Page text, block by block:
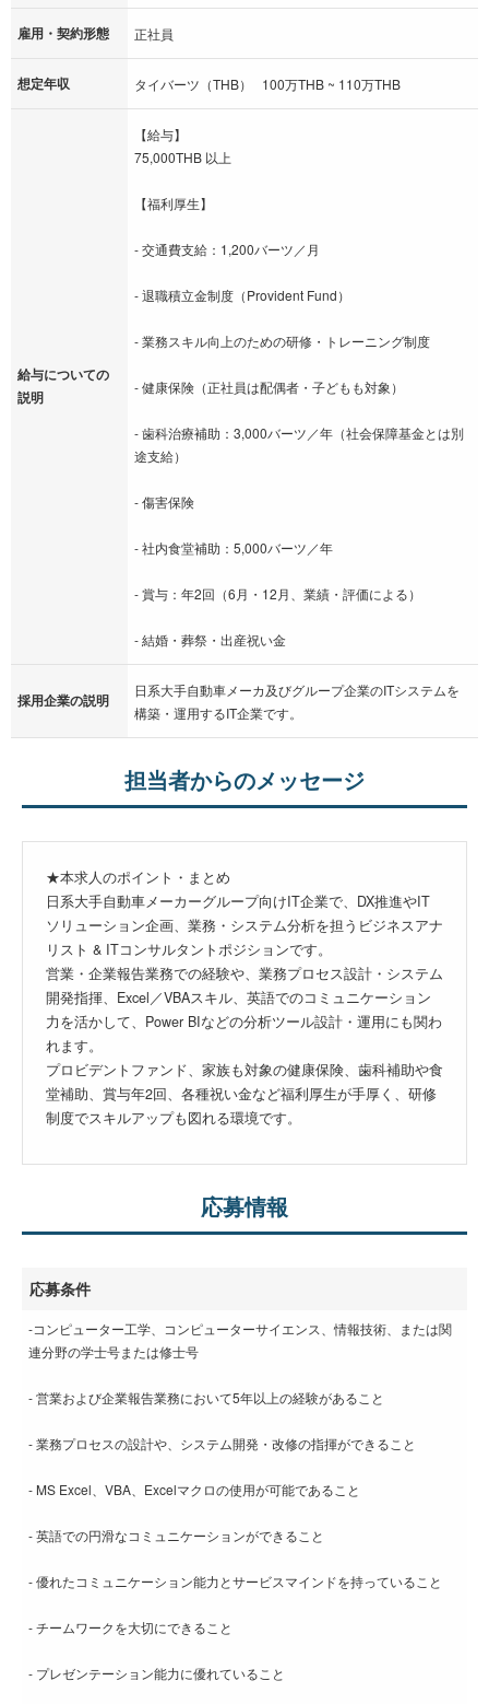
雇用・契約形態 正社員
想定年収 タイバーツ（THB） 100万THB ~ 110万THB
給与についての
説明
【給与】
75,000THB 以上
【福利厚生】
- 交通費支給：1,200バーツ／月
- 退職積立金制度（Provident Fund）
- 業務スキル向上のための研修・トレーニング制度
- 健康保険（正社員は配偶者・子どもも対象）
- 歯科治療補助：3,000バーツ／年（社会保障基金とは別
途支給）
- 傷害保険
- 社内食堂補助：5,000バーツ／年
- 賞与：年2回（6月・12月、業績・評価による）
- 結婚・葬祭・出産祝い金
採用企業の説明
日系大手自動車メーカ及びグループ企業のITシステムを
構築・運用するIT企業です。
担当者からのメッセージ
★本求人のポイント・まとめ
日系大手自動車メーカーグループ向けIT企業で、DX推進やIT
ソリューション企画、業務・システム分析を担うビジネスアナ
リスト & ITコンサルタントポジションです。
営業・企業報告業務での経験や、業務プロセス設計・システム
開発指揮、Excel／VBAスキル、英語でのコミュニケーション
力を活かして、Power BIなどの分析ツール設計・運用にも関わ
れます。
プロビデントファンド、家族も対象の健康保険、歯科補助や食
堂補助、賞与年2回、各種祝い金など福利厚生が手厚く、研修
制度でスキルアップも図れる環境です。
応募情報
応募条件
-コンピューター工学、コンピューターサイエンス、情報技術、または関
連分野の学士号または修士号
- 営業および企業報告業務において5年以上の経験があること
- 業務プロセスの設計や、システム開発・改修の指揮ができること
- MS Excel、VBA、Excelマクロの使用が可能であること
- 英語での円滑なコミュニケーションができること
- 優れたコミュニケーション能力とサービスマインドを持っていること
- チームワークを大切にできること
- プレゼンテーション能力に優れていること